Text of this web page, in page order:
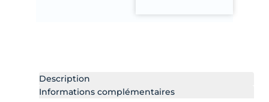
Description
Informations complémentaires